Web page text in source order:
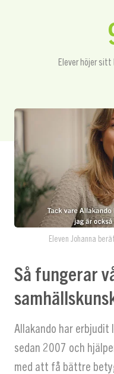
Elever höjer
Eleven Johanna
Så fungerar
Allakando har erbjudit
sedan 2007 och
med att få bättre